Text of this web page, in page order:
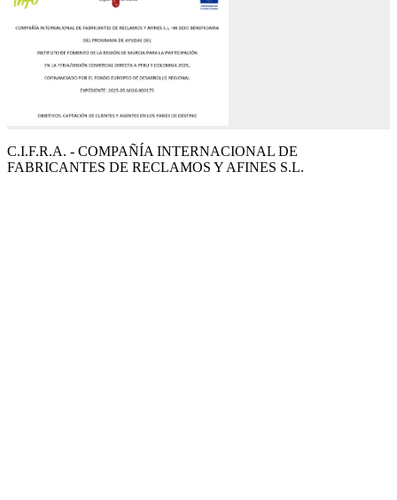
C.I.F.R.A. - COMPAÑÍA INTERNACIONAL DE
FABRICANTES DE RECLAMOS Y AFINES S.L.